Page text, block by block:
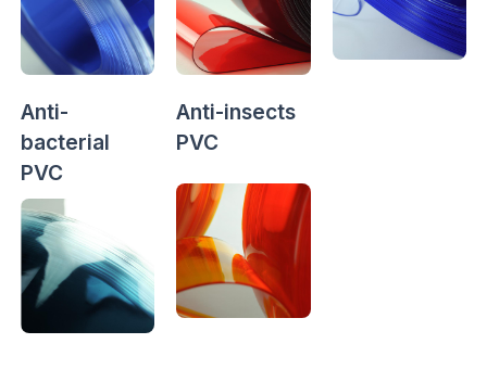
Anti-
bacterial
PVC
Anti-insects
PVC